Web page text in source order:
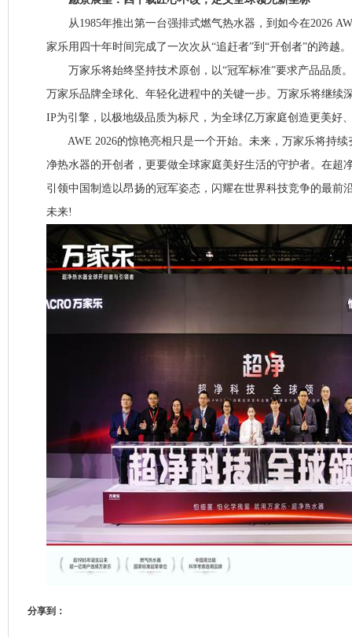
从1985年推出第一台强排式燃气热水器，到如今在2026
家乐用四十年时间完成了一次次从“追赶者”到“开创者”的跨越。
万家乐将始终坚持技术原创，以“冠军标准”要求产品品质
万家乐品牌全球化、年轻化进程中的关键一步。万家乐将继续
IP为引擎，以极地级品质为标尺，为全球亿万家庭创造更美好
AWE 2026的惊艳亮相只是一个开始。未来，万家乐将持续
净热水器的开创者，更要做全球家庭美好生活的守护者。在超
引领中国制造以昂扬的冠军姿态，闪耀在世界科技竞争的最前
未来!
分享到：